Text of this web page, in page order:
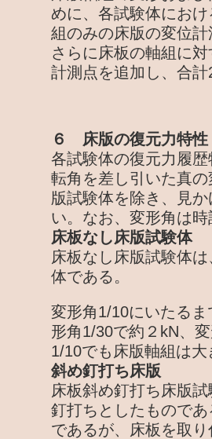
めに、各試験体にお
組のみの床版の変位
さらに床板の軸組に
計測点を追加し、合
６ 床版の復元力特性
各試験体の復元力履
転角を差し引いた真
版試験体を除き、見
い。なお、変形角は
床板なし床版試験体
床板なし床版試験体
体である。
変形角1/10にいたる
形角1/30で約２kN、
1/10でも床版軸組は
斜め釘打ち床版
床板斜め釘打ち床版
釘打ちとしたもので
であるが、床板を取